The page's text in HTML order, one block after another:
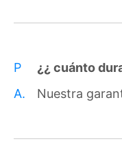
P
¿¿ cuánto
A.
Nuestra